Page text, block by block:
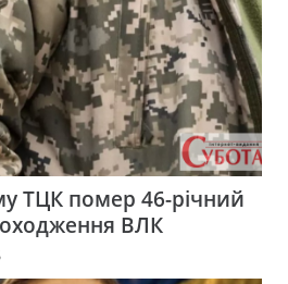
ТЦК помер 46-річний
ВЛК